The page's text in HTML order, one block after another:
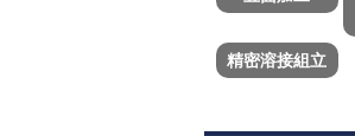
精密溶接組立